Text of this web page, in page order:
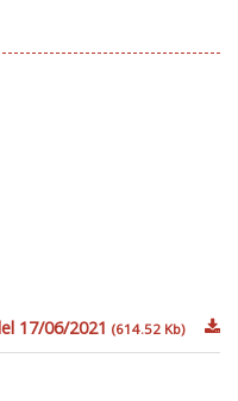
17/06/2021 (614.52 Kb)